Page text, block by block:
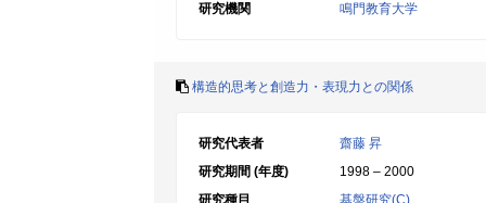
研究機関
鳴門教育大学
構造的思考と創造力・表現力との関係
研究代表者
齋藤 昇
研究期間 (年度)
1998 – 2000
研究種目
基盤研究(C)